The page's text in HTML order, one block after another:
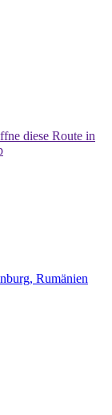
diese Route in
Rumänien